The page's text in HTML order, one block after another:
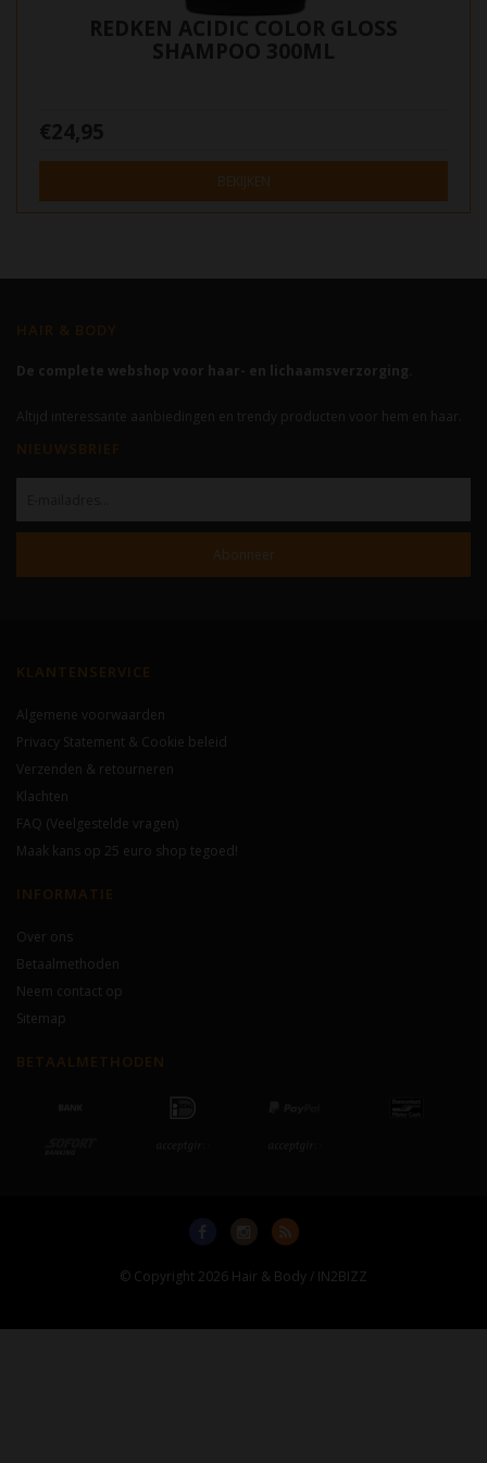
REDKEN ACIDIC COLOR GLOSS
SHAMPOO 300ML
€24,95
BEKIJKEN
HAIR & BODY
De complete webshop voor haar- en lichaamsverzorging.
Altijd interessante aanbiedingen en trendy producten voor hem en haar.
NIEUWSBRIEF
Abonneer
KLANTENSERVICE
Algemene voorwaarden
Privacy Statement & Cookie beleid
Verzenden & retourneren
Klachten
FAQ (Veelgestelde vragen)
Maak kans op 25 euro shop tegoed!
INFORMATIE
Over ons
Betaalmethoden
Neem contact op
Sitemap
BETAALMETHODEN
© Copyright 2026 Hair & Body / IN2BIZZ